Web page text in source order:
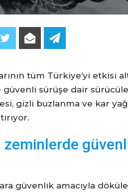
tüm Türkiye’yi etkisi
sürüşe dair
gizli buzlanma ve kar
zeminlerde
güvenlik amacıyla